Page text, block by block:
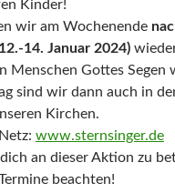
Kinder!
wir am Wochenende
14. Januar 2024)
Menschen Gottes Segen
sind wir dann auch in
Kirchen.
www.sternsinger.de
an dieser Aktion zu
beachten!